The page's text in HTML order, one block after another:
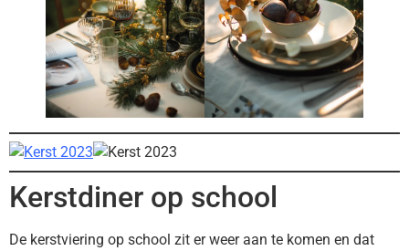
Kerstdiner op school
De kerstviering op school zit er weer aan te komen en dat